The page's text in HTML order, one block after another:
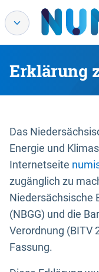
Erklärung
Das
Energie und
Internetseite
zugänglich zu
Niedersächsische
(NBGG) und die
Verordnung (BITV
Fassung.